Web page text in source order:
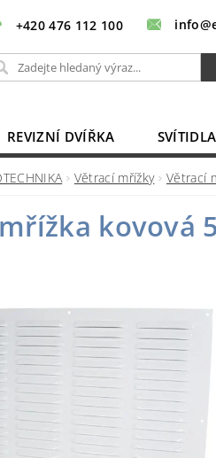
+420 476 112 100
REVIZNÍ DVÍŘKA SVÍTIDLA
Větrací mřížky Větrací
kovová